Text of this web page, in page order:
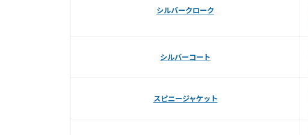
シルバークローク
シルバーコート
スピニージャケット